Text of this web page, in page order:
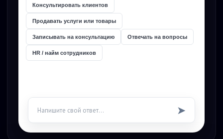
Консультировать клиентов
Продавать услуги или товары
Записывать на консультацию Отвечать на вопросы
HR / найм сотрудников
Напишите свой ответ... ➤